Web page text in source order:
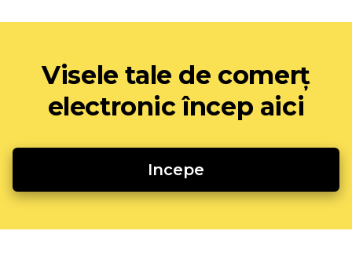
Visele tale de comerț
electronic încep aici
Incepe